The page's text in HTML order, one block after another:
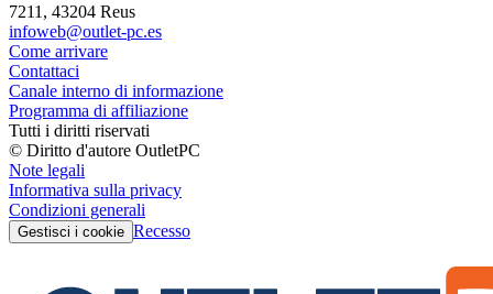
7211, 43204 Reus
infoweb@outlet-pc.es
Come arrivare
Contattaci
Canale interno di informazione
Programma di affiliazione
Tutti i diritti riservati
© Diritto d'autore OutletPC
Note legali
Informativa sulla privacy
Condizioni generali
Gestisci i cookie Recesso